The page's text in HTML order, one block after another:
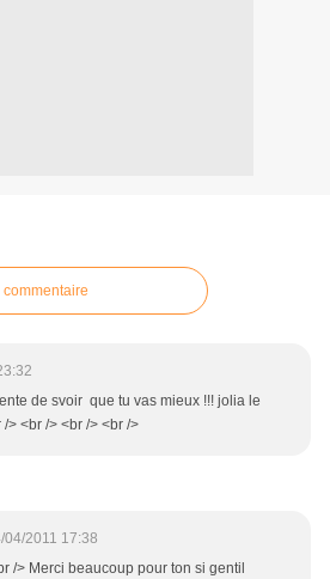
de svoir que tu vas mieux !!! jolia le
> <br /> <br /> <br />
04/2011 17:38
/> Merci beaucoup pour ton si gentil